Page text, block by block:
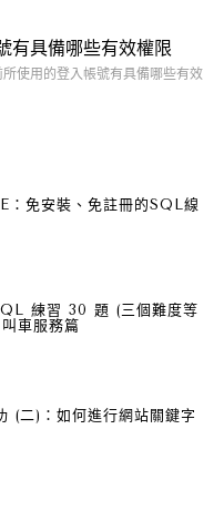
有具備哪些有效權限
使用的登入帳號有具備哪些有效
免安裝、免註冊的SQL線
練習 30 題 (三個難度等
車服務篇
(二)：如何進行網站關鍵字